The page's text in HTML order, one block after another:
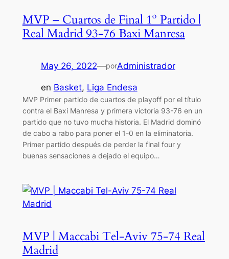
MVP – Cuartos de Final 1º Partido |
Real Madrid 93-76 Baxi Manresa
May 26, 2022—porAdministrador
en Basket, Liga Endesa
MVP Primer partido de cuartos de playoff por el título
contra el Baxi Manresa y primera victoria 93-76 en un
partido que no tuvo mucha historia. El Madrid dominó
de cabo a rabo para poner el 1-0 en la eliminatoria.
Primer partido después de perder la final four y
buenas sensaciones a dejado el equipo…
MVP | Maccabi Tel-Aviv 75-74 Real
Madrid